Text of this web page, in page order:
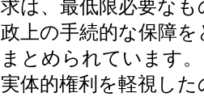
求は、最低限必要な
政上の手続的な保障
まとめられています
実体的権利を軽視し